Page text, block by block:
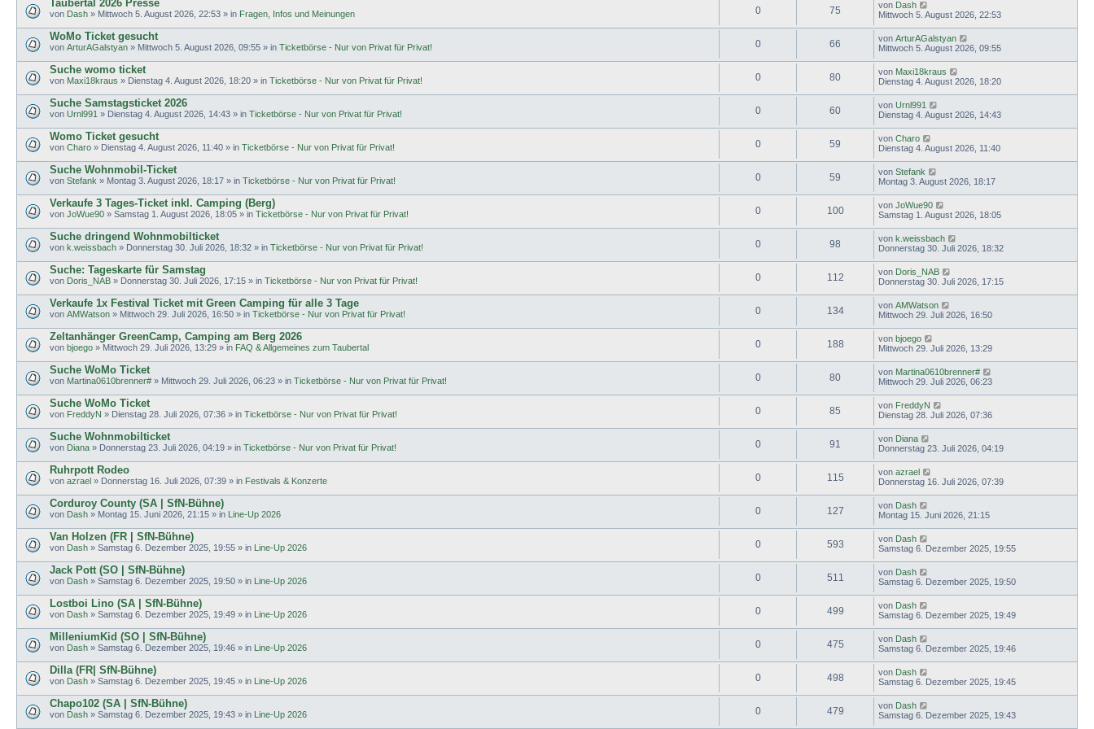
Taubertal 2026 Presse
von Dash » Mittwoch 5. August 2026, 22:53 » in Fragen, Infos und Meinungen 0 75 von Dash
Mittwoch 5. August 2026, 22:53
WoMo Ticket gesucht
von ArturAGalstyan » Mittwoch 5. August 2026, 09:55 » in Ticketbörse - Nur von Privat für Privat! 0 66 von ArturAGalstyan
Mittwoch 5. August 2026, 09:55
Suche womo ticket
von Maxi18kraus » Dienstag 4. August 2026, 18:20 » in Ticketbörse - Nur von Privat für Privat! 0 80 von Maxi18kraus
Dienstag 4. August 2026, 18:20
Suche Samstagsticket 2026
von Urnl991 » Dienstag 4. August 2026, 14:43 » in Ticketbörse - Nur von Privat für Privat! 0 60 von Urnl991
Dienstag 4. August 2026, 14:43
Womo Ticket gesucht
von Charo » Dienstag 4. August 2026, 11:40 » in Ticketbörse - Nur von Privat für Privat! 0 59 von Charo
Dienstag 4. August 2026, 11:40
Suche Wohnmobil-Ticket
von Stefank » Montag 3. August 2026, 18:17 » in Ticketbörse - Nur von Privat für Privat! 0 59 von Stefank
Montag 3. August 2026, 18:17
Verkaufe 3 Tages-Ticket inkl. Camping (Berg)
von JoWue90 » Samstag 1. August 2026, 18:05 » in Ticketbörse - Nur von Privat für Privat! 0 100 von JoWue90
Samstag 1. August 2026, 18:05
Suche dringend Wohnmobilticket
von k.weissbach » Donnerstag 30. Juli 2026, 18:32 » in Ticketbörse - Nur von Privat für Privat! 0 98 von k.weissbach
Donnerstag 30. Juli 2026, 18:32
Suche: Tageskarte für Samstag
von Doris_NAB » Donnerstag 30. Juli 2026, 17:15 » in Ticketbörse - Nur von Privat für Privat! 0 112 von Doris_NAB
Donnerstag 30. Juli 2026, 17:15
Verkaufe 1x Festival Ticket mit Green Camping für alle 3 Tage
von AMWatson » Mittwoch 29. Juli 2026, 16:50 » in Ticketbörse - Nur von Privat für Privat! 0 134 von AMWatson
Mittwoch 29. Juli 2026, 16:50
Zeltanhänger GreenCamp, Camping am Berg 2026
von bjoego » Mittwoch 29. Juli 2026, 13:29 » in FAQ & Allgemeines zum Taubertal 0 188 von bjoego
Mittwoch 29. Juli 2026, 13:29
Suche WoMo Ticket
von Martina0610brenner# » Mittwoch 29. Juli 2026, 06:23 » in Ticketbörse - Nur von Privat für Privat! 0 80 von Martina0610brenner#
Mittwoch 29. Juli 2026, 06:23
Suche WoMo Ticket
von FreddyN » Dienstag 28. Juli 2026, 07:36 » in Ticketbörse - Nur von Privat für Privat! 0 85 von FreddyN
Dienstag 28. Juli 2026, 07:36
Suche Wohnmobilticket
von Diana » Donnerstag 23. Juli 2026, 04:19 » in Ticketbörse - Nur von Privat für Privat! 0 91 von Diana
Donnerstag 23. Juli 2026, 04:19
Ruhrpott Rodeo
von azrael » Donnerstag 16. Juli 2026, 07:39 » in Festivals & Konzerte 0 115 von azrael
Donnerstag 16. Juli 2026, 07:39
Corduroy County (SA | SfN-Bühne)
von Dash » Montag 15. Juni 2026, 21:15 » in Line-Up 2026 0 127 von Dash
Montag 15. Juni 2026, 21:15
Van Holzen (FR | SfN-Bühne)
von Dash » Samstag 6. Dezember 2025, 19:55 » in Line-Up 2026 0 593 von Dash
Samstag 6. Dezember 2025, 19:55
Jack Pott (SO | SfN-Bühne)
von Dash » Samstag 6. Dezember 2025, 19:50 » in Line-Up 2026 0 511 von Dash
Samstag 6. Dezember 2025, 19:50
Lostboi Lino (SA | SfN-Bühne)
von Dash » Samstag 6. Dezember 2025, 19:49 » in Line-Up 2026 0 499 von Dash
Samstag 6. Dezember 2025, 19:49
MilleniumKid (SO | SfN-Bühne)
von Dash » Samstag 6. Dezember 2025, 19:46 » in Line-Up 2026 0 475 von Dash
Samstag 6. Dezember 2025, 19:46
Dilla (FR| SfN-Bühne)
von Dash » Samstag 6. Dezember 2025, 19:45 » in Line-Up 2026 0 498 von Dash
Samstag 6. Dezember 2025, 19:45
Chapo102 (SA | SfN-Bühne)
von Dash » Samstag 6. Dezember 2025, 19:43 » in Line-Up 2026 0 479 von Dash
Samstag 6. Dezember 2025, 19:43